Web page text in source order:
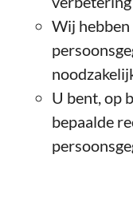
Wij
U bent, op
bepaalde